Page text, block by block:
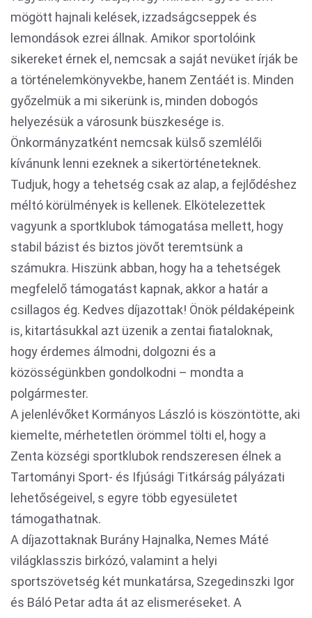
mögött hajnali kelések, izzadságcseppek és
lemondások ezrei állnak. Amikor sportolóink
sikereket érnek el, nemcsak a saját nevüket írják be
a történelemkönyvekbe, hanem Zentáét is. Minden
győzelmük a mi sikerünk is, minden dobogós
helyezésük a városunk büszkesége is.
Önkormányzatként nemcsak külső szemlélői
kívánunk lenni ezeknek a sikertörténeteknek.
Tudjuk, hogy a tehetség csak az alap, a fejlődéshez
méltó körülmények is kellenek. Elkötelezettek
vagyunk a sportklubok támogatása mellett, hogy
stabil bázist és biztos jövőt teremtsünk a
számukra. Hiszünk abban, hogy ha a tehetségek
megfelelő támogatást kapnak, akkor a határ a
csillagos ég. Kedves díjazottak! Önök példaképeink
is, kitartásukkal azt üzenik a zentai fiataloknak,
hogy érdemes álmodni, dolgozni és a
közösségünkben gondolkodni – mondta a
polgármester.
A jelenlévőket Kormányos László is köszöntötte, aki
kiemelte, mérhetetlen örömmel tölti el, hogy a
Zenta községi sportklubok rendszeresen élnek a
Tartományi Sport- és Ifjúsági Titkárság pályázati
lehetőségeivel, s egyre több egyesületet
támogathatnak.
A díjazottaknak Burány Hajnalka, Nemes Máté
világklasszis birkózó, valamint a helyi
sportszövetség két munkatársa, Szegedinszki Igor
és Báló Petar adta át az elismeréseket. A